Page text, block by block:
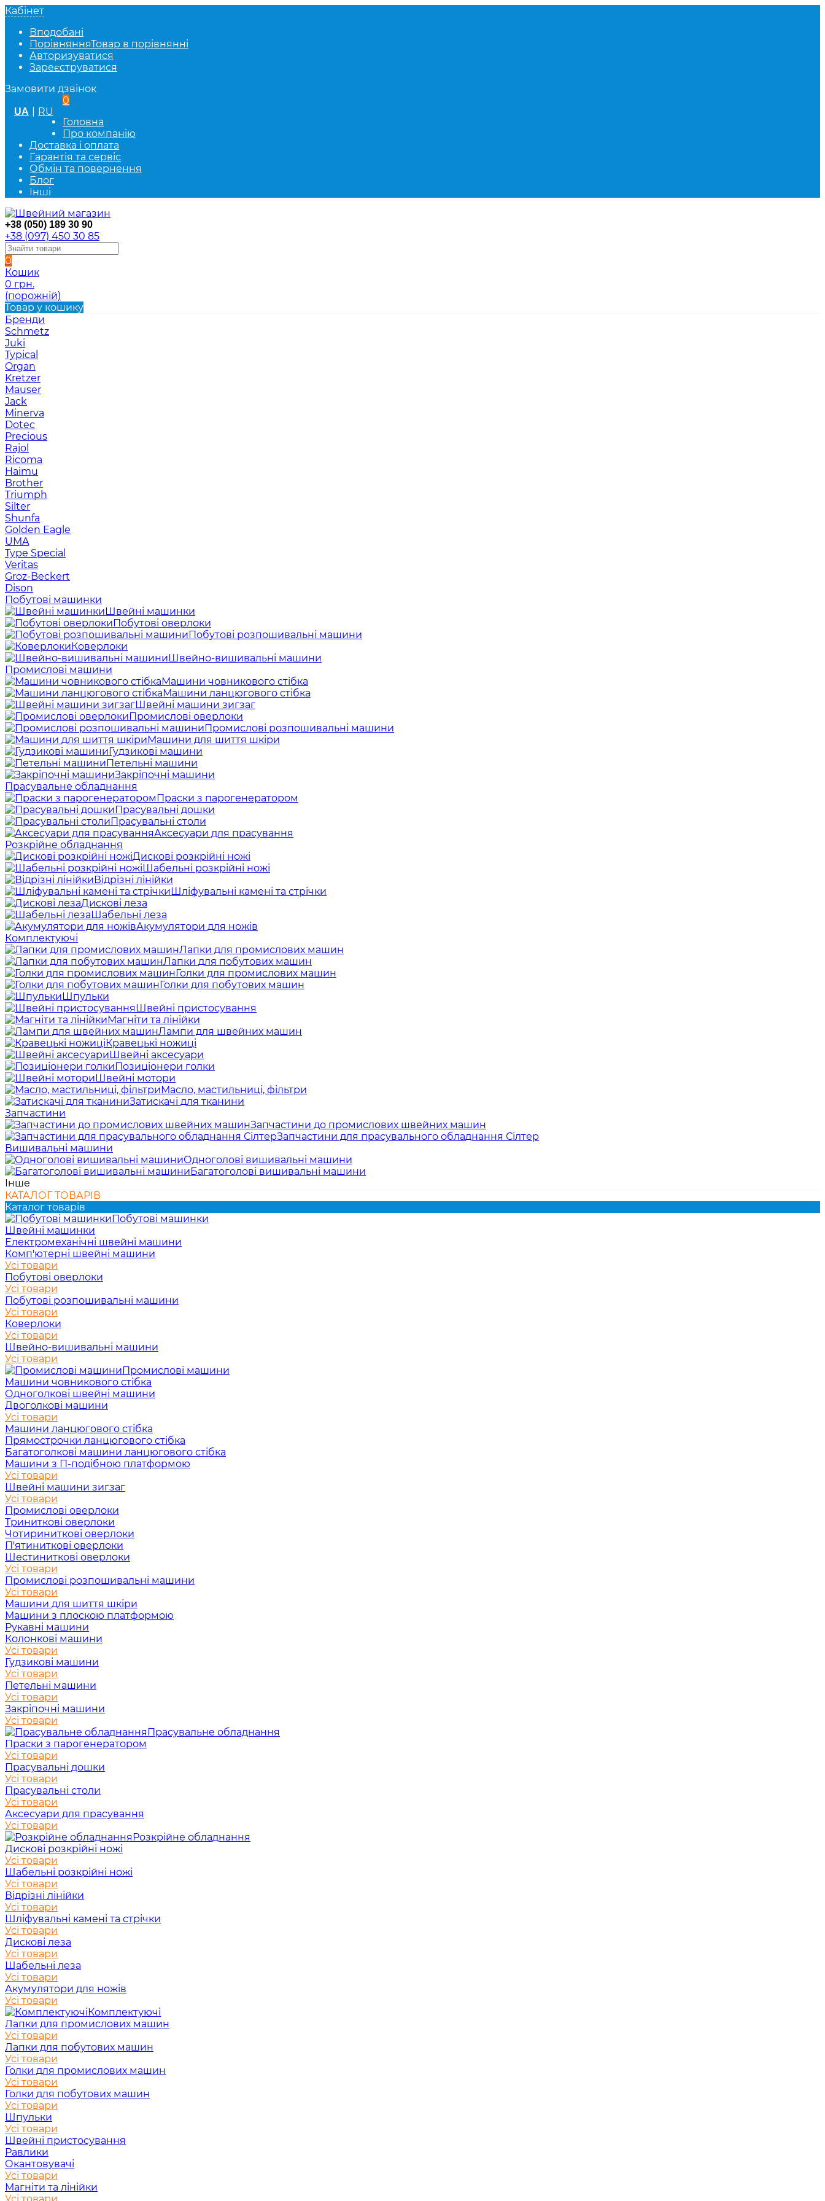
Кабінет
Вподобані
ПорівнянняТовар в порівнянні
Авторизуватися
Зареєструватися
Замовити дзвінок
UA RU
0
Головна
Про компанію
Доставка і оплата
Гарантія та сервіс
Обмін та повернення
Блог
Інші
+38 (050) 189 30 90
+38 (097) 450 30 85
0
Кошик
0 грн.
(порожній)
Товар у кошику
Бренди
Schmetz
Juki
Typical
Organ
Kretzer
Mauser
Jack
Minerva
Dotec
Precious
Rajol
Ricoma
Haimu
Brother
Triumph
Silter
Shunfa
Golden Eagle
UMA
Type Special
Veritas
Groz-Beckert
Dison
Побутові машинки
Швейні машинки
Побутові оверлоки
Побутові розпошивальні машини
Коверлоки
Швейно-вишивальні машини
Промислові машини
Машини човникового стібка
Машини ланцюгового стібка
Швейні машини зигзаг
Промислові оверлоки
Промислові розпошивальні машини
Машини для шиття шкіри
Гудзикові машини
Петельні машини
Закріпочні машини
Прасувальне обладнання
Праски з парогенератором
Прасувальні дошки
Прасувальні столи
Аксесуари для прасування
Розкрійне обладнання
Дискові розкрійні ножі
Шабельні розкрійні ножі
Відрізні лінійки
Шліфувальні камені та стрічки
Дискові леза
Шабельні леза
Акумулятори для ножів
Комплектуючі
Лапки для промислових машин
Лапки для побутових машин
Голки для промислових машин
Голки для побутових машин
Шпульки
Швейні пристосування
Магніти та лінійки
Лампи для швейних машин
Кравецькі ножиці
Швейні аксесуари
Позиціонери голки
Швейні мотори
Масло, мастильниці, фільтри
Затискачі для тканини
Запчастини
Запчастини до промислових швейних машин
Запчастини для прасувального обладнання Сілтер
Вишивальні машини
Одноголові вишивальні машини
Багатоголові вишивальні машини
Інше
КАТАЛОГ ТОВАРІВ
Каталог товарів
Побутові машинки
Швейні машинки
Електромеханічні швейні машини
Комп'ютерні швейні машини
Усі товари
Побутові оверлоки
Усі товари
Побутові розпошивальні машини
Усі товари
Коверлоки
Усі товари
Швейно-вишивальні машини
Усі товари
Промислові машини
Машини човникового стібка
Одноголкові швейні машини
Двоголкові машини
Усі товари
Машини ланцюгового стібка
Прямострочки ланцюгового стібка
Багатоголкові машини ланцюгового стібка
Машини з П-подібною платформою
Усі товари
Швейні машини зигзаг
Усі товари
Промислові оверлоки
Триниткові оверлоки
Чотириниткові оверлоки
П'ятиниткові оверлоки
Шестиниткові оверлоки
Усі товари
Промислові розпошивальні машини
Усі товари
Машини для шиття шкіри
Машини з плоскою платформою
Рукавні машини
Колонкові машини
Усі товари
Гудзикові машини
Усі товари
Петельні машини
Усі товари
Закріпочні машини
Усі товари
Прасувальне обладнання
Праски з парогенератором
Усі товари
Прасувальні дошки
Усі товари
Прасувальні столи
Усі товари
Аксесуари для прасування
Усі товари
Розкрійне обладнання
Дискові розкрійні ножі
Усі товари
Шабельні розкрійні ножі
Усі товари
Відрізні лінійки
Усі товари
Шліфувальні камені та стрічки
Усі товари
Дискові леза
Усі товари
Шабельні леза
Усі товари
Акумулятори для ножів
Усі товари
Комплектуючі
Лапки для промислових машин
Усі товари
Лапки для побутових машин
Усі товари
Голки для промислових машин
Усі товари
Голки для побутових машин
Усі товари
Шпульки
Усі товари
Швейні пристосування
Равлики
Окантовувачі
Усі товари
Магніти та лінійки